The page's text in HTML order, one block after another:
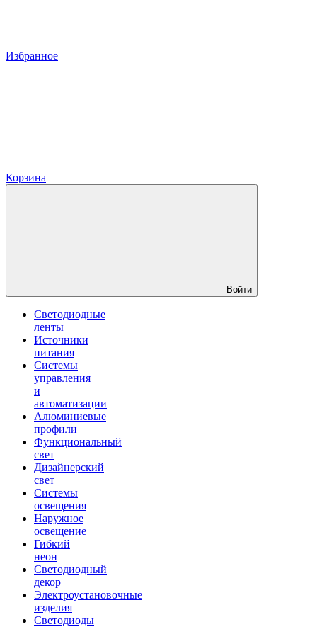
Избранное
Корзина
Войти
Светодиодные
ленты
Источники
питания
Системы
управления
и
автоматизации
Алюминиевые
профили
Функциональный
свет
Дизайнерский
свет
Системы
освещения
Наружное
освещение
Гибкий
неон
Светодиодный
декор
Электроустановочные
изделия
Светодиоды